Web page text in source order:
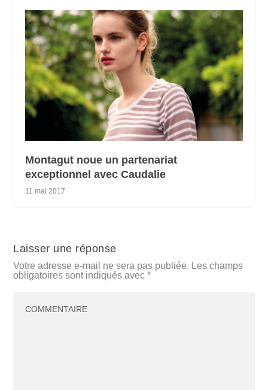
Montagut noue un partenariat
exceptionnel avec Caudalie
11 mai 2017
Laisser une réponse
Votre adresse e-mail ne sera pas publiée. Les champs
obligatoires sont indiqués avec*